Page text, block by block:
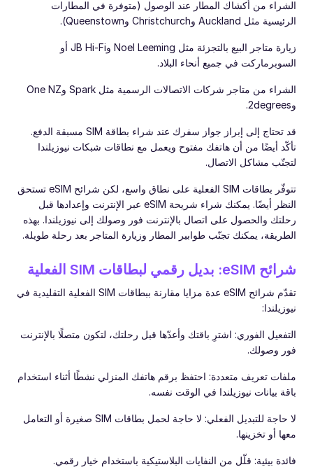
الشراء من أكشاك المطار عند الوصول (متوفرة في المطارات
الرئيسية مثل Auckland وChristchurch وQueenstown).
زيارة متاجر البيع بالتجزئة مثل Noel Leeming وJB Hi-Fi أو
السوبرماركت في جميع أنحاء البلاد.
الشراء من متاجر شركات الاتصالات الرسمية مثل Spark وOne NZ
و2degrees.
قد تحتاج إلى إبراز جواز سفرك عند شراء بطاقة SIM مسبقة الدفع.
تأكّد أيضًا من أن هاتفك مفتوح ويعمل مع نطاقات شبكات نيوزيلندا
لتجنّب مشاكل الاتصال.
تتوفّر بطاقات SIM الفعلية على نطاق واسع، لكن شرائح eSIM تستحق
النظر أيضًا. يمكنك شراء شريحة eSIM عبر الإنترنت وإعدادها قبل
رحلتك والحصول على اتصال بالإنترنت فور وصولك إلى نيوزيلندا. بهذه
الطريقة، يمكنك تجنّب طوابير المطار وزيارة المتاجر بعد رحلة طويلة.
شرائح eSIM: بديل رقمي لبطاقات SIM الفعلية
تقدّم شرائح eSIM عدة مزايا مقارنة ببطاقات SIM الفعلية التقليدية في
نيوزيلندا:
التفعيل الفوري: اشترِ باقتك وأعدّها قبل رحلتك، لتكون متصلًا بالإنترنت
فور وصولك.
ملفات تعريف متعددة: احتفظ برقم هاتفك المنزلي نشطًا أثناء استخدام
باقة بيانات نيوزيلندا في الوقت نفسه.
لا حاجة للتبديل الفعلي: لا حاجة لحمل بطاقات SIM صغيرة أو التعامل
معها أو تخزينها.
فائدة بيئية: قلّل من النفايات البلاستيكية باستخدام خيار رقمي.